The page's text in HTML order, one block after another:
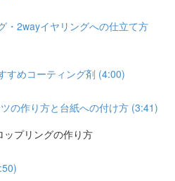
・2wayイヤリングへの仕立て方
すめコーティング剤 (4:00)
の作り方と台紙への付け方 (3:41)
ップリングの作り方